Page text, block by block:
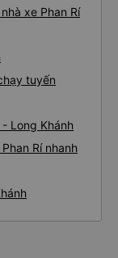
xe Phan Rí
tuyến
Long Khánh
Rí nhanh